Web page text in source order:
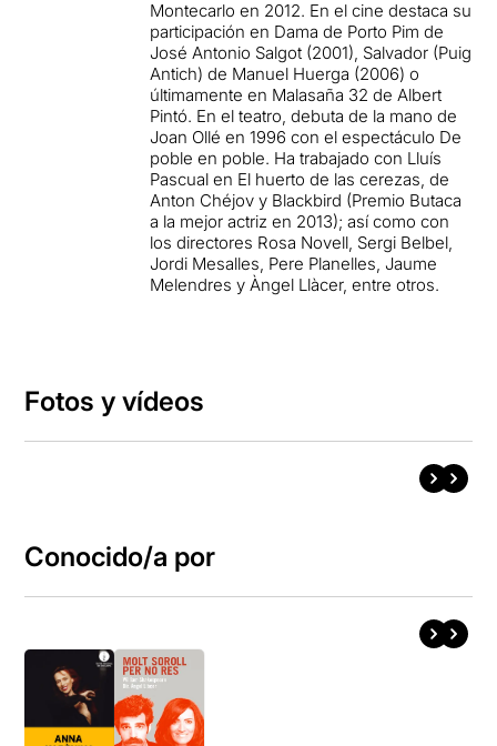
Montecarlo en 2012. En el cine destaca su
participación en Dama de Porto Pim de
José Antonio Salgot (2001), Salvador (Puig
Antich) de Manuel Huerga (2006) o
últimamente en Malasaña 32 de Albert
Pintó. En el teatro, debuta de la mano de
Joan Ollé en 1996 con el espectáculo De
poble en poble. Ha trabajado con Lluís
Pascual en El huerto de las cerezas, de
Anton Chéjov y Blackbird (Premio Butaca
a la mejor actriz en 2013); así como con
los directores Rosa Novell, Sergi Belbel,
Jordi Mesalles, Pere Planelles, Jaume
Melendres y Àngel Llàcer, entre otros.
Fotos y vídeos
Conocido/a por